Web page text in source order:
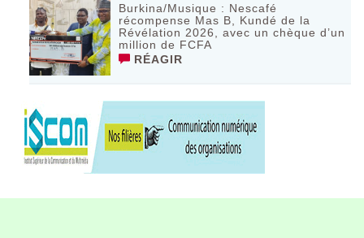
Burkina/Musique : Nescafé
récompense Mas B, Kundé de la
Révélation 2026, avec un chèque d’un
million de FCFA
RÉAGIR